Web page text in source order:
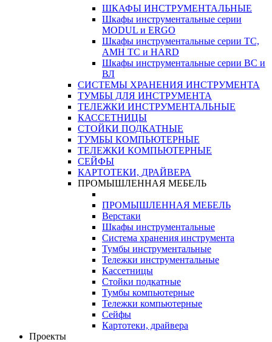
ШКАФЫ ИНСТРУМЕНТАЛЬНЫЕ
Шкафы инструментальные серии
MODUL и ERGO
Шкафы инструментальные серии ТС,
АМН ТС и HARD
Шкафы инструментальные серии ВС и
ВЛ
СИСТЕМЫ ХРАНЕНИЯ ИНСТРУМЕНТА
ТУМБЫ ДЛЯ ИНСТРУМЕНТА
ТЕЛЕЖКИ ИНСТРУМЕНТАЛЬНЫЕ
КАССЕТНИЦЫ
СТОЙКИ ПОДКАТНЫЕ
ТУМБЫ КОМПЬЮТЕРНЫЕ
ТЕЛЕЖКИ КОМПЬЮТЕРНЫЕ
СЕЙФЫ
КАРТОТЕКИ, ДРАЙВЕРА
ПРОМЫШЛЕННАЯ МЕБЕЛЬ
ПРОМЫШЛЕННАЯ МЕБЕЛЬ
Верстаки
Шкафы инструментальные
Система хранения инструмента
Тумбы инструментальные
Тележки инструментальные
Кассетницы
Стойки подкатные
Тумбы компьютерные
Тележки компьютерные
Сейфы
Картотеки, драйвера
Проекты